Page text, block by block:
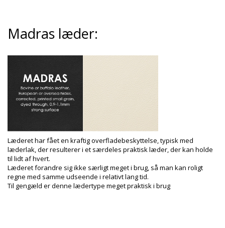
Madras læder:
Læderet har fået en kraftig overfladebeskyttelse, typisk med
læderlak, der resulterer i et særdeles praktisk læder, der kan holde
til lidt af hvert.
Læderet forandre sig ikke særligt meget i brug, så man kan roligt
regne med samme udseende i relativt lang tid.
Til gengæld er denne lædertype meget praktisk i brug